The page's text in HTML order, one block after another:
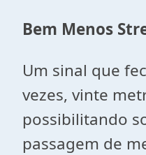
Bem Menos
Um sinal que
vezes, vinte
possibilitando
passagem de